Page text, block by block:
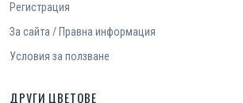
Регистрация
За сайта / Правна информация
Условия за ползване
ДРУГИ ЦВЕТОВЕ